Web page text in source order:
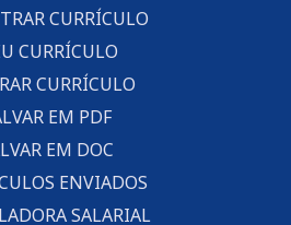
CURRÍCULO
CURRÍCULO
CURRÍCULO
EM PDF
EM DOC
ENVIADOS
SALARIAL